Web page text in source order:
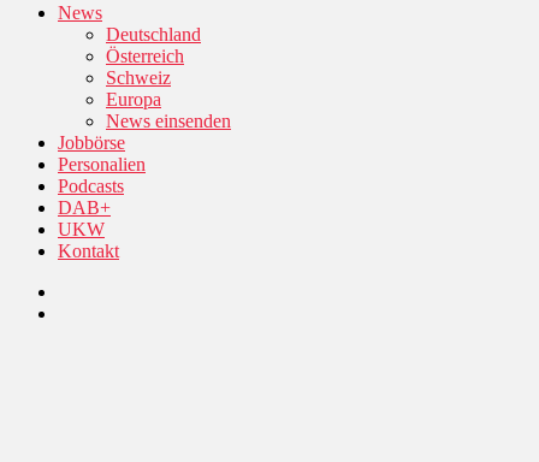
News
Deutschland
Österreich
Schweiz
Europa
News einsenden
Jobbörse
Personalien
Podcasts
DAB+
UKW
Kontakt